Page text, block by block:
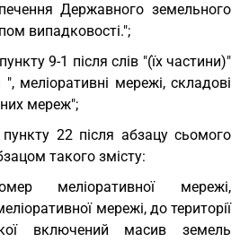
Державного земельного
випадковості.";
9-1 після слів "(їх частини)"
меліоративні мережі, складові
мереж";
22 після абзацу сьомого
такого змісту:
меліоративної мережі,
мережі, до території
включений масив земель